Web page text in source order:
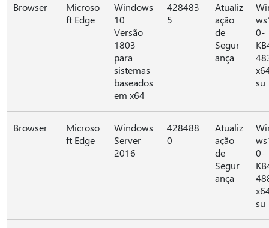
Browser
Microso
ft Edge
Windows
10
Versão
1803
para
sistemas
baseados
em x64
428483
5
Atualiz
ação
de
Segur
ança
0-
su
Browser
Microso
ft Edge
Windows
Server
2016
428488
0
Atualiz
ação
de
Segur
ança
0-
su